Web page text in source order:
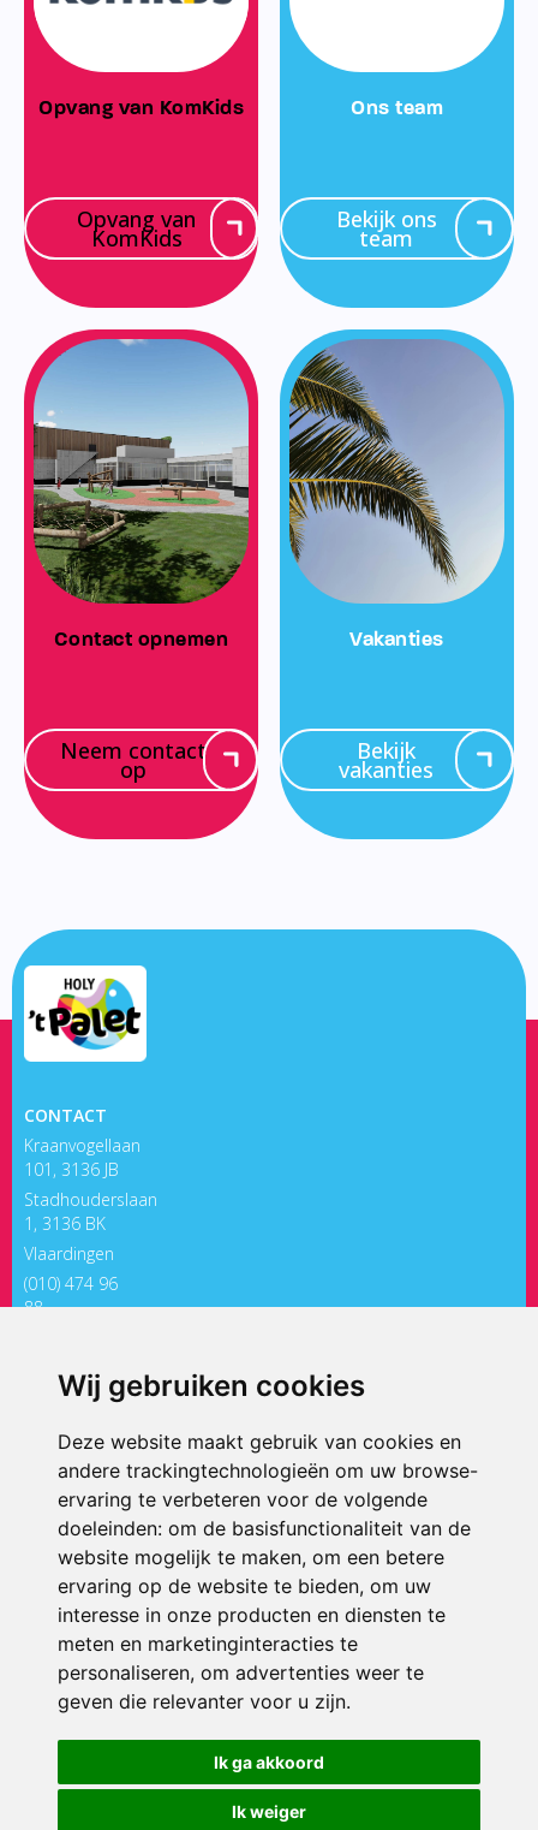
Wij gebruiken cookies
Deze website maakt gebruik van cookies en
andere trackingtechnologieën om uw browse-
ervaring te verbeteren voor de volgende
doeleinden: om de basisfunctionaliteit van de
website mogelijk te maken, om een betere
ervaring op de website te bieden, om uw
interesse in onze producten en diensten te
meten en marketinginteracties te
personaliseren, om advertenties weer te
geven die relevanter voor u zijn.
Ik ga akkoord
Ik weiger
Opvang van KomKids
Opvang van
KomKids
Ons team
Bekijk ons
team
Contact opnemen
Neem contact
op
Vakanties
Bekijk
vakanties
CONTACT
Kraanvogellaan
101, 3136 JB
Stadhouderslaan
1, 3136 BK
Vlaardingen
(010) 474 96
88
ONDERDEEL VAN
© 2026 ’t Palet Holy | Alle rechten voorbehouden
Privacy policy|Disclaimer| Klachtenregeling|RSIN en Anbi
voorkeuren
Crealisatie The MindOffice